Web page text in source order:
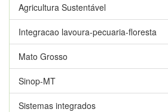
Agricultura Sustentável
Integracao lavoura-pecuaria-floresta
Mato Grosso
Sinop-MT
Sistemas integrados